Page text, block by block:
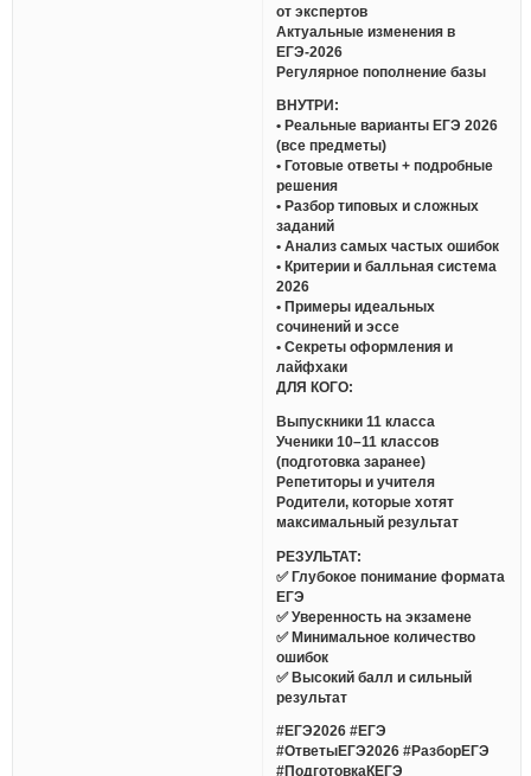
от экспертов
Актуальные изменения в
ЕГЭ-2026
Регулярное пополнение базы
ВНУТРИ:
• Реальные варианты ЕГЭ 2026
(все предметы)
• Готовые ответы + подробные
решения
• Разбор типовых и сложных
заданий
• Анализ самых частых ошибок
• Критерии и балльная система
2026
• Примеры идеальных
сочинений и эссе
• Секреты оформления и
лайфхаки
ДЛЯ КОГО:
Выпускники 11 класса
Ученики 10–11 классов
(подготовка заранее)
Репетиторы и учителя
Родители, которые хотят
максимальный результат
РЕЗУЛЬТАТ:
✅ Глубокое понимание формата
ЕГЭ
✅ Уверенность на экзамене
✅ Минимальное количество
ошибок
✅ Высокий балл и сильный
результат
#ЕГЭ2026 #ЕГЭ
#ОтветыЕГЭ2026 #РазборЕГЭ
#ПодготовкаКЕГЭ